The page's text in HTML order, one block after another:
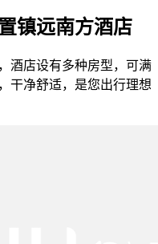
镇远南方酒店
酒店设有多种房型，可满
干净舒适，是您出行理想